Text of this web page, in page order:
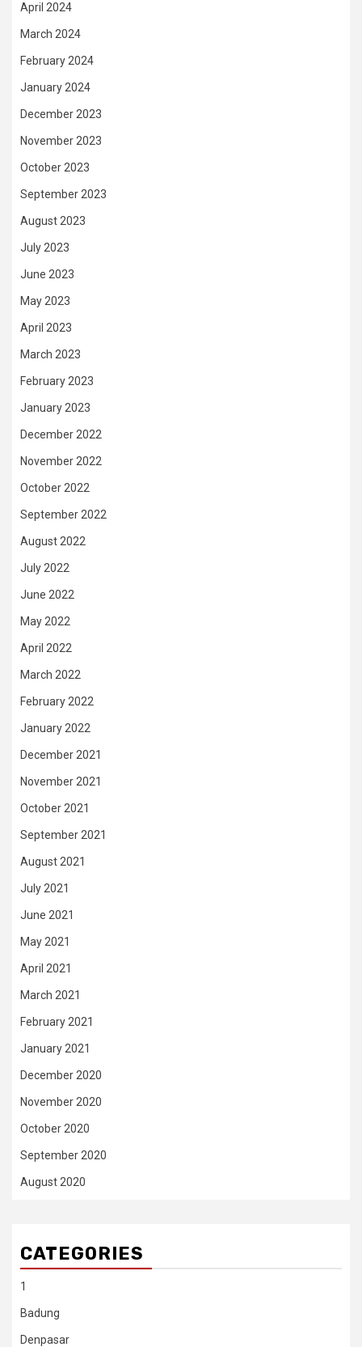
April 2024
March 2024
February 2024
January 2024
December 2023
November 2023
October 2023
September 2023
August 2023
July 2023
June 2023
May 2023
April 2023
March 2023
February 2023
January 2023
December 2022
November 2022
October 2022
September 2022
August 2022
July 2022
June 2022
May 2022
April 2022
March 2022
February 2022
January 2022
December 2021
November 2021
October 2021
September 2021
August 2021
July 2021
June 2021
May 2021
April 2021
March 2021
February 2021
January 2021
December 2020
November 2020
October 2020
September 2020
August 2020
CATEGORIES
1
Badung
Denpasar